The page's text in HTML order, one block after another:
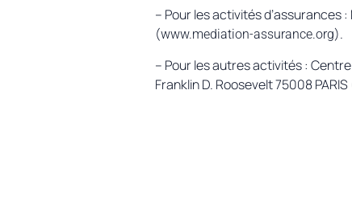
– Pour les activités d’assurances :
(www.mediation-assurance.org).
– Pour les autres activités :
Franklin D. Roosevelt 75008 PARIS